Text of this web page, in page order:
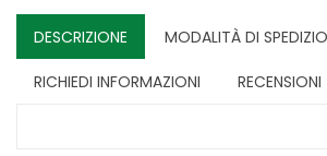
DESCRIZIONE MODALITÀ DI
RICHIEDI INFORMAZIONI RECENSIONI